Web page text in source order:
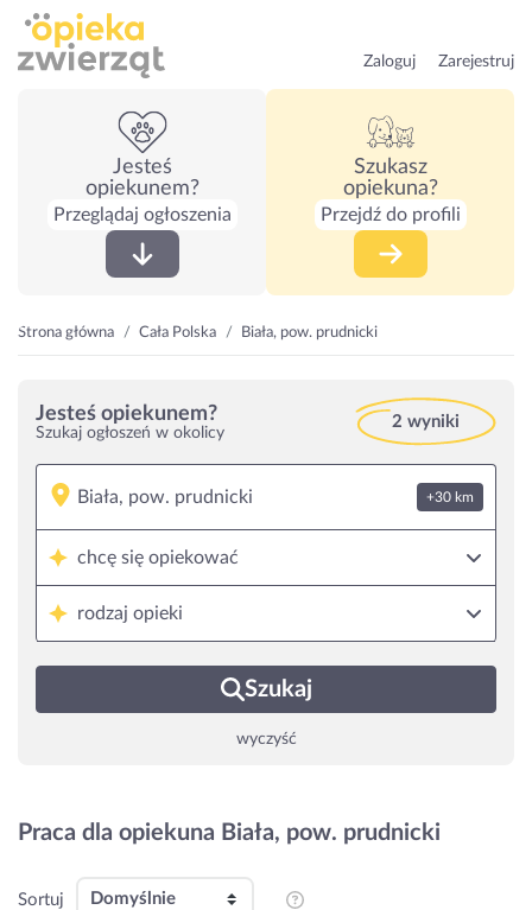
Zaloguj Zarejestruj
Jesteś
opiekunem?
Przeglądaj ogłoszenia
Szukasz
opiekuna?
Przejdź do profili
Strona główna Cała Polska Biała, pow. prudnicki
Jesteś opiekunem?
Szukaj ogłoszeń w okolicy
2 wyniki
+30 km
chcę się opiekować
rodzaj opieki
Szukaj
wyczyść
Praca dla opiekuna Biała, pow. prudnicki
Sortuj